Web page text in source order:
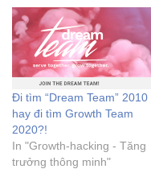
Đi tìm “Dream Team” 2010
hay đi tìm Growth Team
2020?!
In "Growth-hacking - Tăng
trưởng thông minh"